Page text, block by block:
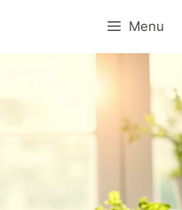
Menu